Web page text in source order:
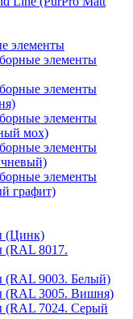
элементы
элементы
элементы
элементы
мох)
элементы
элементы
графит)
(Цинк)
(RAL 8017.
(RAL 9003. Белый)
(RAL 3005. Вишня)
(RAL 7024. Серый